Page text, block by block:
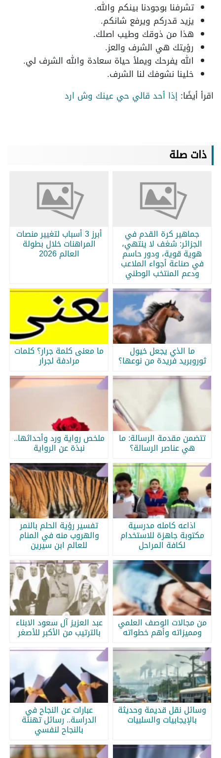
تشرفنا بوجودنا بينكم والله.
يزيد قدركم ويرفع شانكم.
هذا من ذوقك وطيب اصلك.
رؤيتك هي الشرف والعز.
الله يفرحك ويملأ حياة سعادة والله الشرف لي.
خلينا نشوفك لنا الشرف.
اقرأ أيضًا: إذا أحد قالي حي عينك وش ارد
ذات صلة
جماهير كرة القدم في
الجزائر: شغف لا ينتهي،
هوية قوية، ودور حاسم
في صناعة أجواء الملاعب
ودعم المنتخب الوطني
أبرز 3 أسباب لتغيير منصات
المراهنات خلال بطولة
العالم 2026
ما الذي يجعل خيول
ثوروبريد فريدة من نوعها؟
ما معنى كلمة جرار؟ كلمات
مرادفة لجرار
تتضمن مقدمة الرسالة: ما
هي عناصر الرسالة؟
ملخص رواية ورد وأحداثها..
نبذة عن الرواية
اذاعه كامله مدرسية
مكتوبة جاهزة للاستخدام
لكافة المراحل
تفسير رؤية الحلم بالنمر
والهروب منه في المنام
للعالم ابن سيرين
من مجالات الوصف العلمي
ومميزاته وأهم خطواته
عبد العزيز آل سعود الابناء
بالترتيب من الأكبر للأصغر
وسائل نقل قديمة وحديثة
بالإيجابيات والسلبيات
عبارات عن النجاح في
الدراسة.. رسائل تهنئة
بالنجاح لنفسي